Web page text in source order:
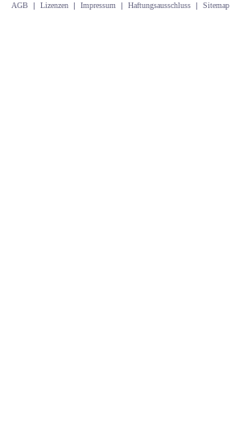
AGB | Lizenzen | Impressum | Haftungsausschluss | Sitemap